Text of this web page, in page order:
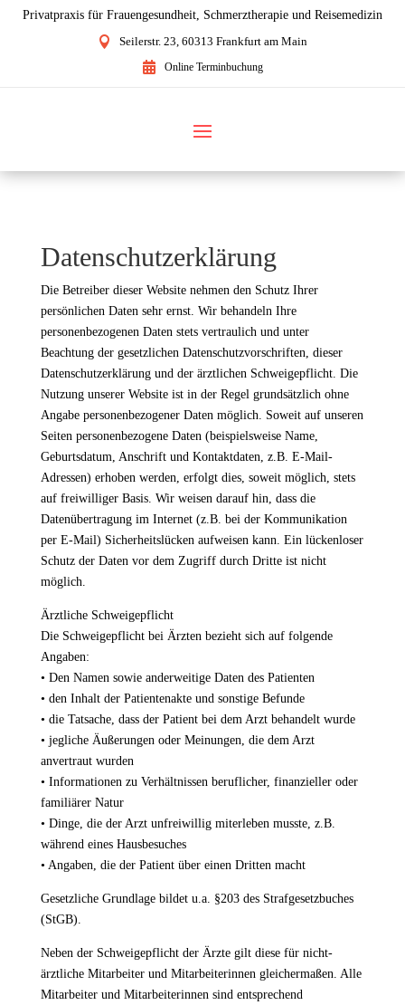
Privatpraxis für Frauengesundheit, Schmerztherapie und Reisemedizin
 Seilerstr. 23, 60313 Frankfurt am Main
 Online Terminbuchung
Datenschutzerklärung
Die Betreiber dieser Website nehmen den Schutz Ihrer
persönlichen Daten sehr ernst. Wir behandeln Ihre
personenbezogenen Daten stets vertraulich und unter
Beachtung der gesetzlichen Datenschutzvorschriften, dieser
Datenschutzerklärung und der ärztlichen Schweigepflicht. Die
Nutzung unserer Website ist in der Regel grundsätzlich ohne
Angabe personenbezogener Daten möglich. Soweit auf unseren
Seiten personenbezogene Daten (beispielsweise Name,
Geburtsdatum, Anschrift und Kontaktdaten, z.B. E-Mail-
Adressen) erhoben werden, erfolgt dies, soweit möglich, stets
auf freiwilliger Basis. Wir weisen darauf hin, dass die
Datenübertragung im Internet (z.B. bei der Kommunikation
per E-Mail) Sicherheitslücken aufweisen kann. Ein lückenloser
Schutz der Daten vor dem Zugriff durch Dritte ist nicht
möglich.
Ärztliche Schweigepflicht
Die Schweigepflicht bei Ärzten bezieht sich auf folgende
Angaben:
• Den Namen sowie anderweitige Daten des Patienten
• den Inhalt der Patientenakte und sonstige Befunde
• die Tatsache, dass der Patient bei dem Arzt behandelt wurde
• jegliche Äußerungen oder Meinungen, die dem Arzt
anvertraut wurden
• Informationen zu Verhältnissen beruflicher, finanzieller oder
familiärer Natur
• Dinge, die der Arzt unfreiwillig miterleben musste, z.B.
während eines Hausbesuches
• Angaben, die der Patient über einen Dritten macht
Gesetzliche Grundlage bildet u.a. §203 des Strafgesetzbuches
(StGB).
Neben der Schweigepflicht der Ärzte gilt diese für nicht-
ärztliche Mitarbeiter und Mitarbeiterinnen gleichermaßen. Alle
Mitarbeiter und Mitarbeiterinnen sind entsprechend